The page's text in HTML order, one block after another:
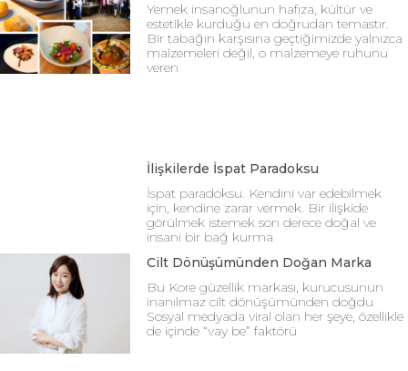
Yemek insanoğlunun hafıza, kültür ve
estetikle kurduğu en doğrudan temastır.
Bir tabağın karşısına geçtiğimizde yalnızca
malzemeleri değil, o malzemeye ruhunu
veren
İlişkilerde İspat Paradoksu
İspat paradoksu. Kendini var edebilmek
için, kendine zarar vermek. Bir ilişkide
görülmek istemek son derece doğal ve
insani bir bağ kurma
Cilt Dönüşümünden Doğan Marka
Bu Kore güzellik markası, kurucusunun
inanılmaz cilt dönüşümünden doğdu
Sosyal medyada viral olan her şeye, özellikle
de içinde “vay be” faktörü